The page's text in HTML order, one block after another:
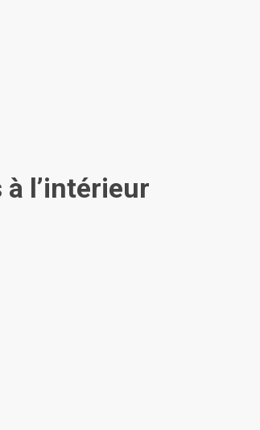
l’intérieur